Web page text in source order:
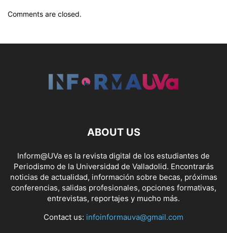
Comments are closed.
ABOUT US
Inform@UVa es la revista digital de los estudiantes de
Periodismo de la Universidad de Valladolid. Encontrarás
noticias de actualidad, información sobre becas, próximas
conferencias, salidas profesionales, opciones formativas,
entrevistas, reportajes y mucho más.
Contact us: infoinformauva@gmail.com